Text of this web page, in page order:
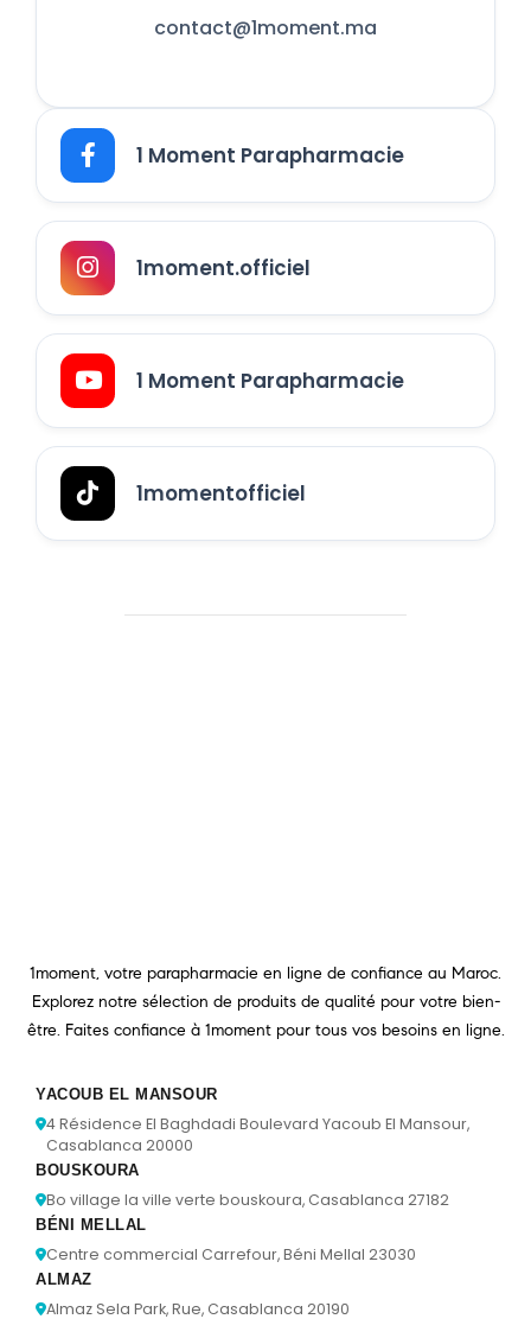
contact@1moment.ma
1 Moment Parapharmacie
1moment.officiel
1 Moment Parapharmacie
1momentofficiel
1moment, votre parapharmacie en ligne de confiance au Maroc.
Explorez notre sélection de produits de qualité pour votre bien-
être. Faites confiance à 1moment pour tous vos besoins en ligne.
YACOUB EL MANSOUR
4 Résidence El Baghdadi Boulevard Yacoub El Mansour,
Casablanca 20000
BOUSKOURA
Bo village la ville verte bouskoura, Casablanca 27182
BÉNI MELLAL
Centre commercial Carrefour, Béni Mellal 23030
ALMAZ
Almaz Sela Park, Rue, Casablanca 20190